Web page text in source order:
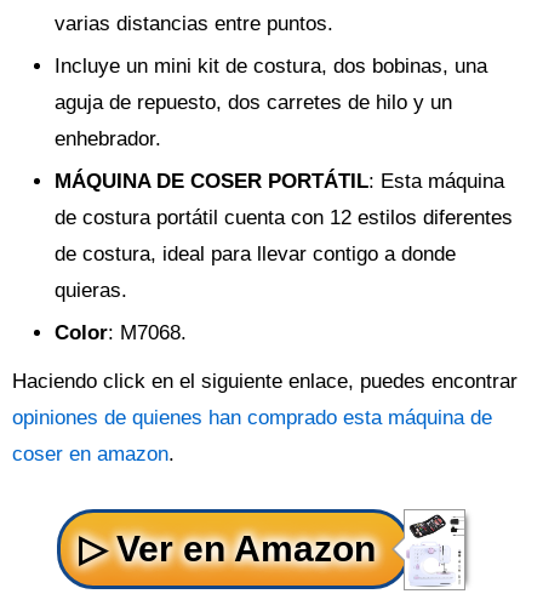
varias distancias entre puntos.
Incluye un mini kit de costura, dos bobinas, una
aguja de repuesto, dos carretes de hilo y un
enhebrador.
MÁQUINA DE COSER PORTÁTIL: Esta máquina
de costura portátil cuenta con 12 estilos diferentes
de costura, ideal para llevar contigo a donde
quieras.
Color: M7068.
Haciendo click en el siguiente enlace, puedes encontrar
opiniones de quienes han comprado esta máquina de
coser en amazon.